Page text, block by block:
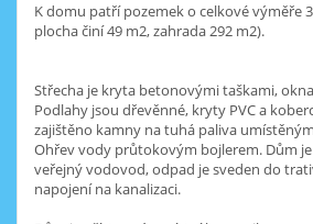
K domu patří pozemek o celkové výměře
plocha činí 49 m2, zahrada 292 m2).
Střecha je kryta betonovými taškami,
Podlahy jsou dřevěnné, kryty PVC a
zajištěno kamny na tuhá paliva
Ohřev vody průtokovým bojlerem. Dům
veřejný vodovod, odpad je sveden do
napojení na kanalizaci.